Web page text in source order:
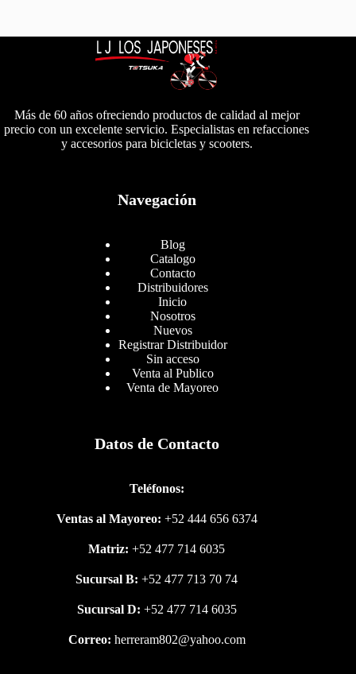
Más de 60 años ofreciendo productos de calidad al mejor
precio con un excelente servicio. Especialistas en refacciones
y accesorios para bicicletas y scooters.
Navegación
Blog
Catalogo
Contacto
Distribuidores
Inicio
Nosotros
Nuevos
Registrar Distribuidor
Sin acceso
Venta al Publico
Venta de Mayoreo
Datos de Contacto
Teléfonos:
Ventas al Mayoreo: +52 444 656 6374
Matriz: +52 477 714 6035
Sucursal B:+52 477 713 70 74
Sucursal D: +52 477 714 6035
Correo: herreram802@yahoo.com